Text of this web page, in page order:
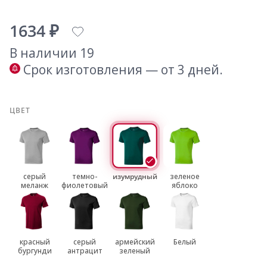
1634 ₽
В наличии 19
Срок изготовления — от 3 дней.
ЦВЕТ
серый
меланж
темно-
фиолетовый
изумрудный
зеленое
яблоко
красный
бургунди
серый
антрацит
армейский
зеленый
Белый